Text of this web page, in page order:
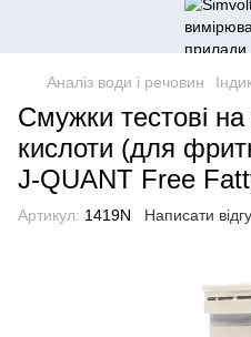
Аналіз води і речовин
Смужки тестові на
кислоти (для
J-QUANT Free
Артикул: 1419N Написати